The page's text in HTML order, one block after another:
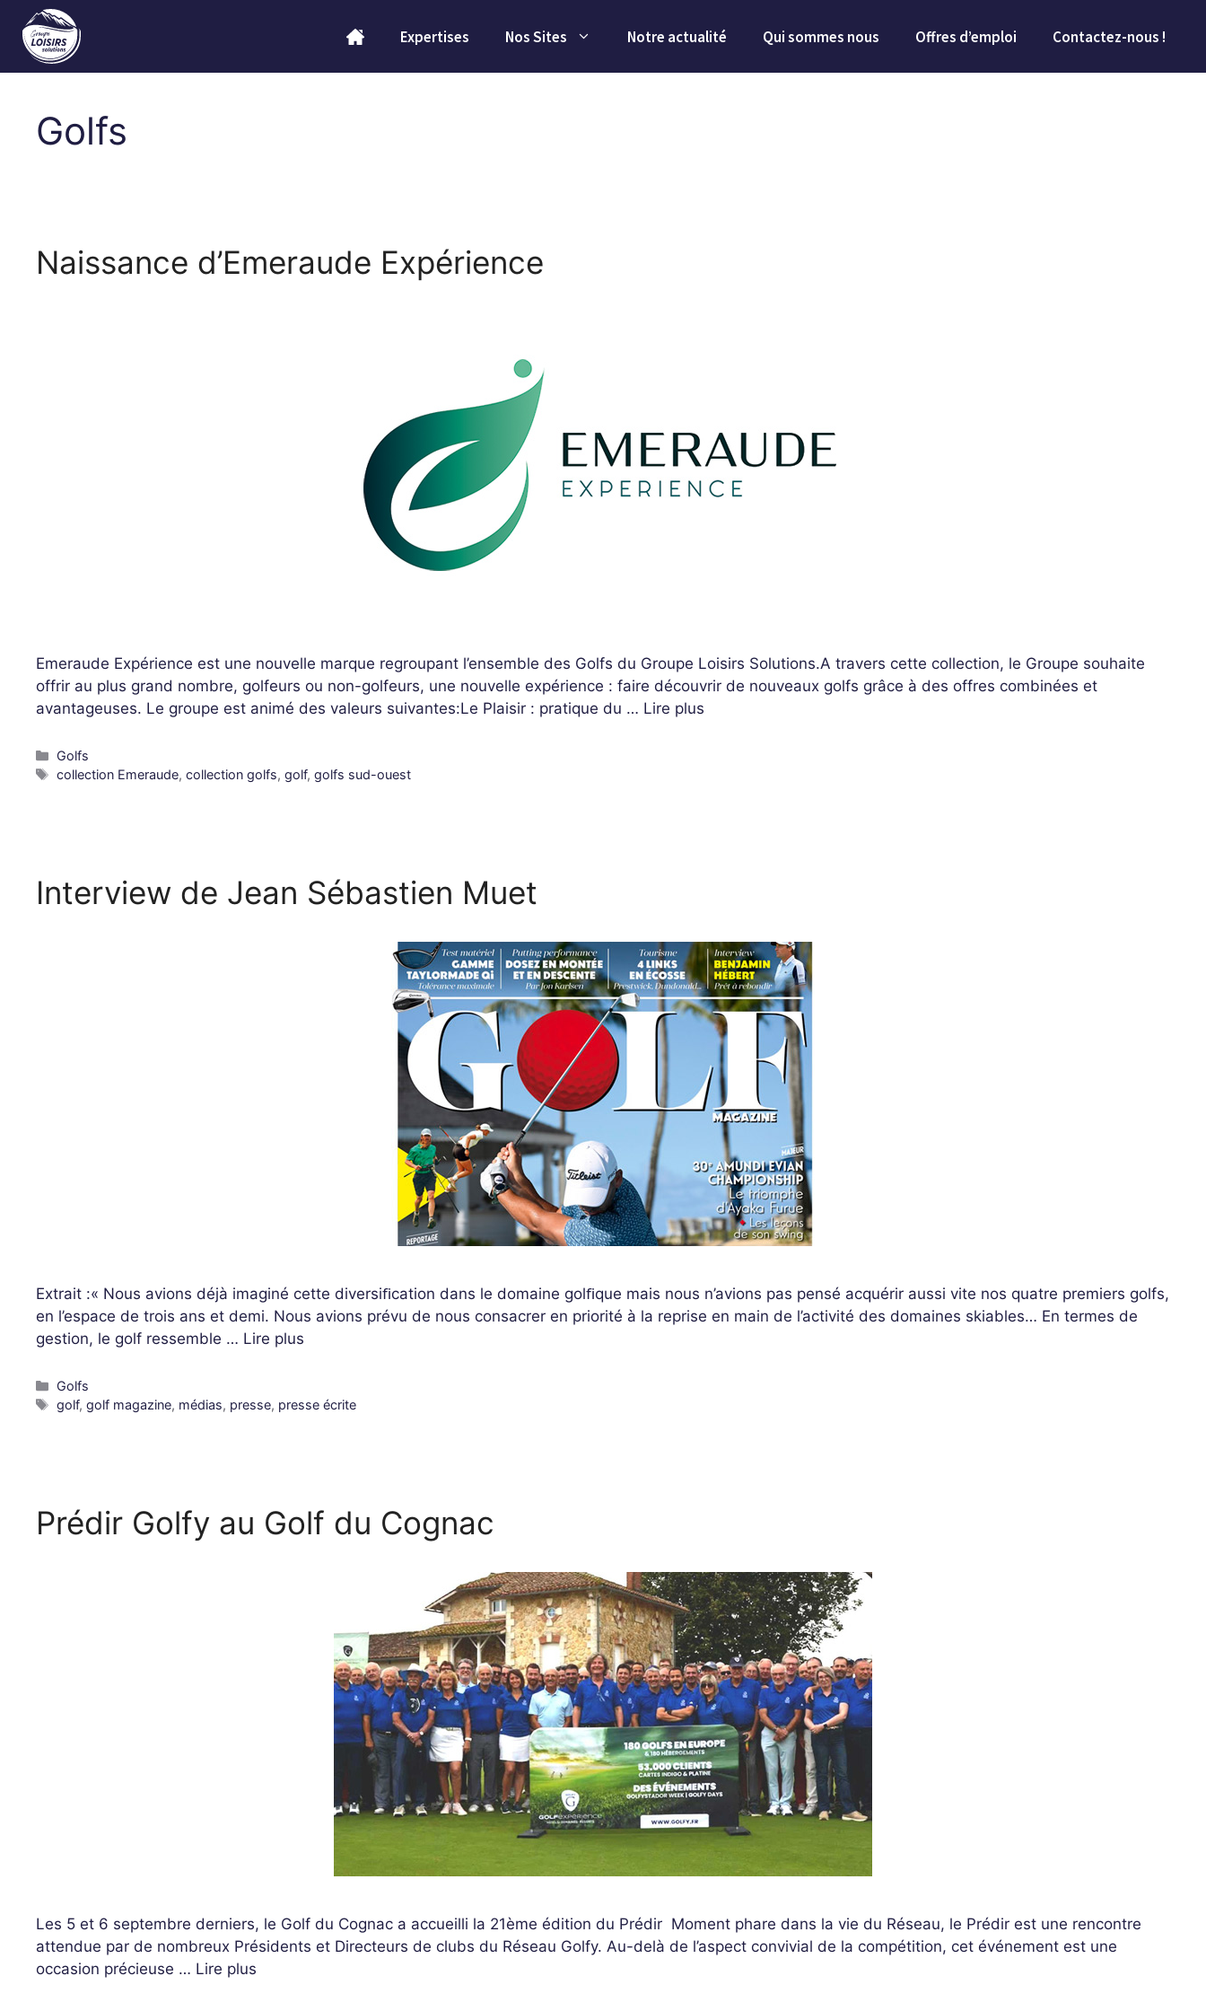
Expertises Nos Sites Notre actualité Qui sommes­ nous Offres d’emploi Contactez-nous !
Golfs
Naissance d’Emeraude Expérience
Emeraude Expérience est une nouvelle marque regroupant l’ensemble des Golfs du Groupe Loisirs Solutions.A travers cette collection, le Groupe souhaite
offrir au plus grand nombre, golfeurs ou non-golfeurs, une nouvelle expérience : faire découvrir de nouveaux golfs grâce à des offres combinées et
avantageuses. Le groupe est animé des valeurs suivantes:Le Plaisir : pratique du … Lire plus
Golfs
collection Emeraude,collection golfs,golf,golfs sud-ouest
Interview de Jean Sébastien Muet
Extrait :« Nous avions déjà imaginé cette diversiﬁcation dans le domaine golﬁque mais nous n’avions pas pensé acquérir aussi vite nos quatre premiers golfs,
en l’espace de trois ans et demi. Nous avions prévu de nous consacrer en priorité à la reprise en main de l’activité des domaines skiables… En termes de
gestion, le golf ressemble … Lire plus
Golfs
golf,golf magazine, médias, presse, presse écrite
Prédir Golfy au Golf du Cognac
Les 5 et 6 septembre derniers, le Golf du Cognac a accueilli la 21ème édition du Prédir ​ Moment phare dans la vie du Réseau, le Prédir est une rencontre
attendue par de nombreux Présidents et Directeurs de clubs du Réseau Golfy. Au-delà de l’aspect convivial de la compétition, cet événement est une
occasion précieuse … Lire plus